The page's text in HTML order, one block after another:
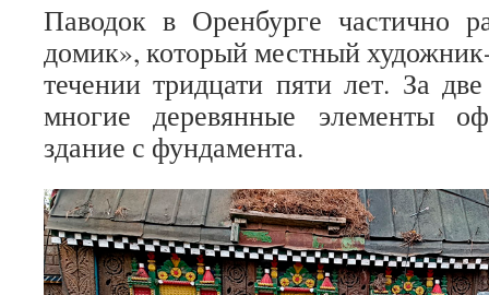
Паводок в Оренбурге частично
домик», который местный
течении тридцати пяти лет. За
многие деревянные элементы
здание с фундамента.